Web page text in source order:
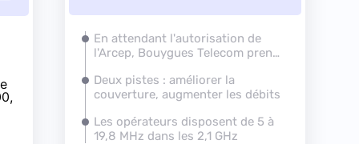
En attendant l'autorisation de
l'Arcep, Bouygues Telecom prend
Deux pistes : améliorer la
couverture, augmenter les débits
Les opérateurs disposent de 5 à
19,8 MHz dans les 2,1 GHz